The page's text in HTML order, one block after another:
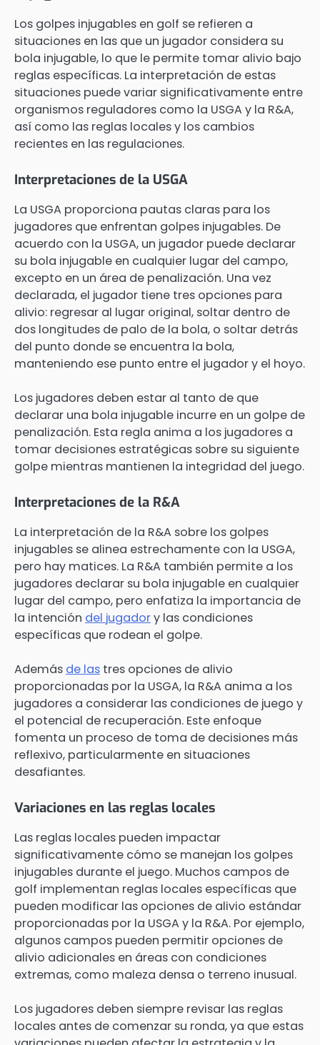
Los golpes injugables en golf se refieren a
situaciones en las que un jugador considera su
bola injugable, lo que le permite tomar alivio bajo
reglas específicas. La interpretación de estas
situaciones puede variar significativamente entre
organismos reguladores como la USGA y la R&A,
así como las reglas locales y los cambios
recientes en las regulaciones.
Interpretaciones de la USGA
La USGA proporciona pautas claras para los
jugadores que enfrentan golpes injugables. De
acuerdo con la USGA, un jugador puede declarar
su bola injugable en cualquier lugar del campo,
excepto en un área de penalización. Una vez
declarada, el jugador tiene tres opciones para
alivio: regresar al lugar original, soltar dentro de
dos longitudes de palo de la bola, o soltar detrás
del punto donde se encuentra la bola,
manteniendo ese punto entre el jugador y el hoyo.
Los jugadores deben estar al tanto de que
declarar una bola injugable incurre en un golpe de
penalización. Esta regla anima a los jugadores a
tomar decisiones estratégicas sobre su siguiente
golpe mientras mantienen la integridad del juego.
Interpretaciones de la R&A
La interpretación de la R&A sobre los golpes
injugables se alinea estrechamente con la USGA,
pero hay matices. La R&A también permite a los
jugadores declarar su bola injugable en cualquier
lugar del campo, pero enfatiza la importancia de
la intención del jugadory las condiciones
específicas que rodean el golpe.
Además de las tres opciones de alivio
proporcionadas por la USGA, la R&A anima a los
jugadores a considerar las condiciones de juego y
el potencial de recuperación. Este enfoque
fomenta un proceso de toma de decisiones más
reflexivo, particularmente en situaciones
desafiantes.
Variaciones en las reglas locales
Las reglas locales pueden impactar
significativamente cómo se manejan los golpes
injugables durante el juego. Muchos campos de
golf implementan reglas locales específicas que
pueden modificar las opciones de alivio estándar
proporcionadas por la USGA y la R&A. Por ejemplo,
algunos campos pueden permitir opciones de
alivio adicionales en áreas con condiciones
extremas, como maleza densa o terreno inusual.
Los jugadores deben siempre revisar las reglas
locales antes de comenzar su ronda, ya que estas